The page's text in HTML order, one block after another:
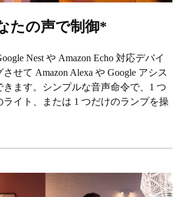
たの声で制御*
Nest や Amazon Echo 対応デバイ
せて Amazon Alexa や Google アシス
きます。シンプルな音声命令で、1 つ
ライト、または 1 つだけのランプを操